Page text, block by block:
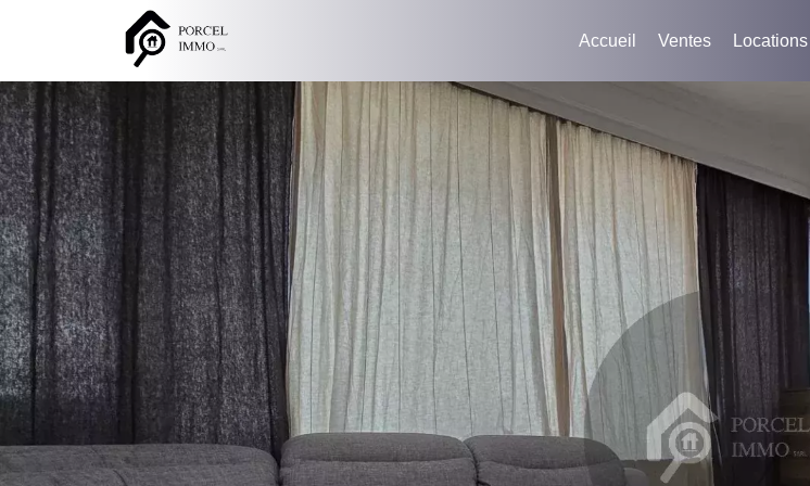
Accueil Ventes Locations